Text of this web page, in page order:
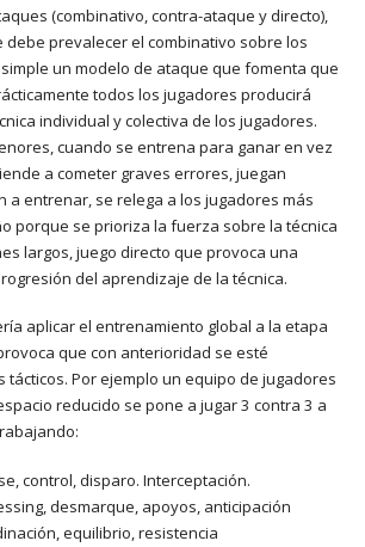
(combinativo, contra-ataque y directo),
prevalecer el combinativo sobre los
un modelo de ataque que fomenta que
todos los jugadores producirá
individual y colectiva de los jugadores.
cuando se entrena para ganar en vez
a cometer graves errores, juegan
a entrenar, se relega a los jugadores más
porque se prioriza la fuerza sobre la técnica
largos, juego directo que provoca una
del aprendizaje de la técnica.
aplicar el entrenamiento global a la etapa
que con anterioridad se esté
Por ejemplo un equipo de jugadores
reducido se pone a jugar 3 contra 3 a
control, disparo. Interceptación.
desmarque, apoyos, anticipación
equilibrio, resistencia